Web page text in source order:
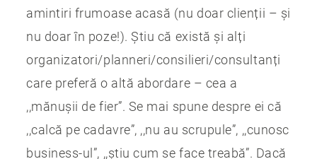
amintiri frumoase acasă (nu doar clienții – și
nu doar în poze!). Știu că există și alți
organizatori/planneri/consilieri/consultanți
care preferă o altă abordare – cea a
,,mănușii de fier”. Se mai spune despre ei că
,,calcă pe cadavre”, ,,nu au scrupule”, ,,cunosc
business-ul”, ,,știu cum se face treabă”. Dacă